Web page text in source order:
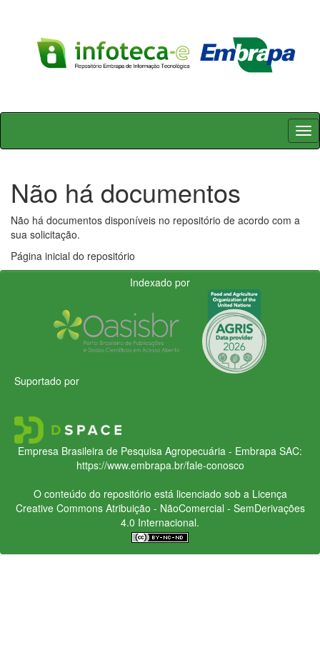
Skip
Não há documentos
Não há documentos disponíveis no repositório de acordo com a
sua solicitação.
Página inicial do repositório
Indexado por
Suportado por
Empresa Brasileira de Pesquisa Agropecuária - Embrapa SAC:
https://www.embrapa.br/fale-conosco
O conteúdo do repositório está licenciado sob a Licença
Creative CommonsAtribuição - NãoComercial - SemDerivações
4.0 Internacional.